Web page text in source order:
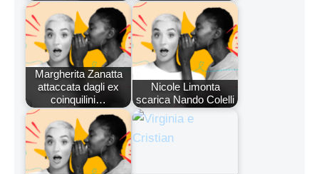
Margherita Zanatta
attaccata dagli ex
coinquilini…
Nicole Limonta
scarica Nando Colelli